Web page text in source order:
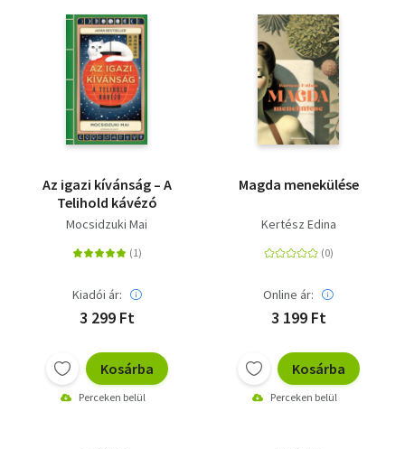
Az igazi kívánság – A
Telihold kávézó
Mocsidzuki Mai
Kiadói ár:
3 299 Ft
Kosárba
Perceken belül
Magda menekülése
Kertész Edina
Online ár:
3 199 Ft
Kosárba
Perceken belül